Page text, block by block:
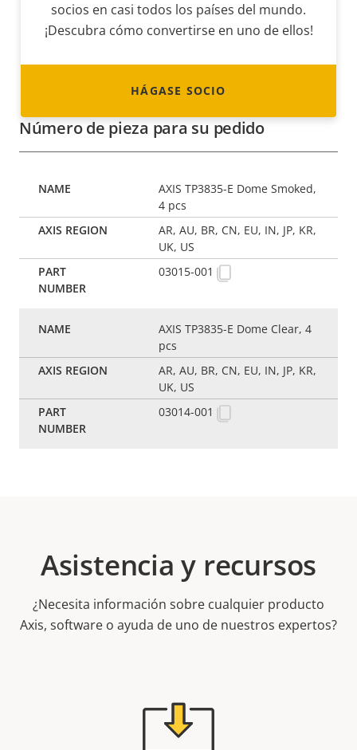
socios en casi todos los países del mundo.
¡Descubra cómo convertirse en uno de ellos!
HÁGASE SOCIO
Número de pieza para su pedido
AXIS TP3835-E Dome Smoked,
4 pcs
AR, AU, BR, CN, EU, IN, JP, KR,
UK, US
03015-001
AXIS TP3835-E Dome Clear, 4
pcs
AR, AU, BR, CN, EU, IN, JP, KR,
UK, US
03014-001
Asistencia y recursos
¿Necesita información sobre cualquier producto
Axis, software o ayuda de uno de nuestros expertos?